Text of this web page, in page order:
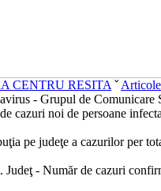
CENTRU RESITA ˇArticole
- Grupul de Comunicare
cazuri noi de persoane
pe judeţe a cazurilor per
Judeţ - Număr de cazuri